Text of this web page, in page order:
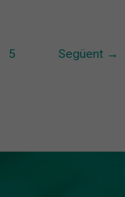
5 Següent →